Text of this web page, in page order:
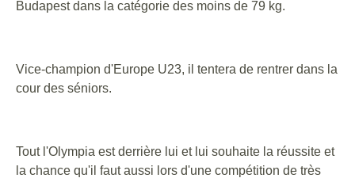
Budapest dans la catégorie des moins de 79 kg.
Vice-champion d'Europe U23, il tentera de rentrer dans la
cour des séniors.
Tout l'Olympia est derrière lui et lui souhaite la réussite et
la chance qu'il faut aussi lors d'une compétition de très